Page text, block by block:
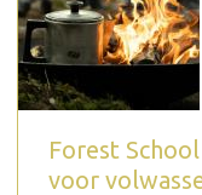
Forest
voor